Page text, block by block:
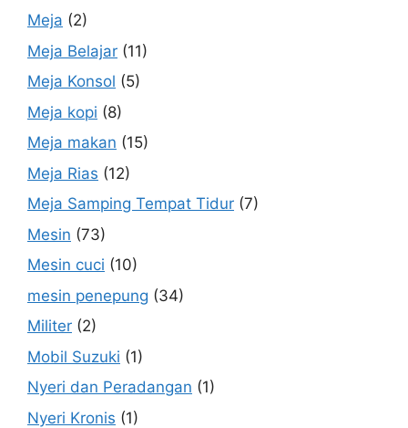
Meja (2)
Meja Belajar (11)
Meja Konsol (5)
Meja kopi (8)
Meja makan (15)
Meja Rias (12)
Meja Samping Tempat Tidur (7)
Mesin (73)
Mesin cuci (10)
mesin penepung (34)
Militer (2)
Mobil Suzuki (1)
Nyeri dan Peradangan (1)
Nyeri Kronis (1)